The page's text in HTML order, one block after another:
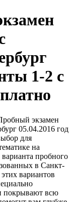
1-2 с
экзамен
05.04.2016 год
для
на
пробного
в Санкт-
вариантов
покрывают всю